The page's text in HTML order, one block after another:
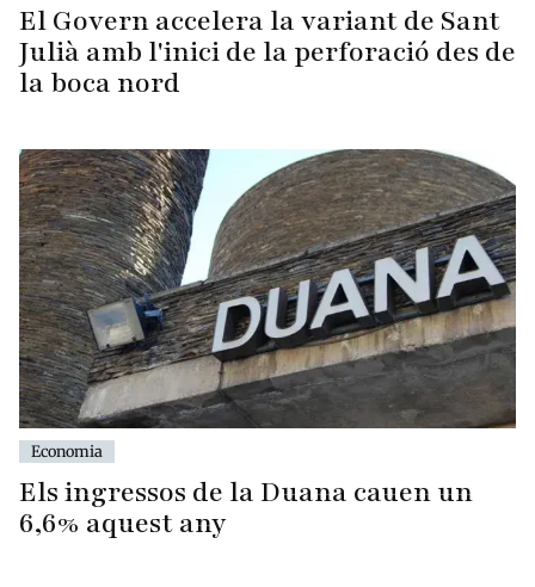
El Govern accelera la variant de Sant
Julià amb l'inici de la perforació des de
la boca nord
Economia
Els ingressos de la Duana cauen un
6,6% aquest any